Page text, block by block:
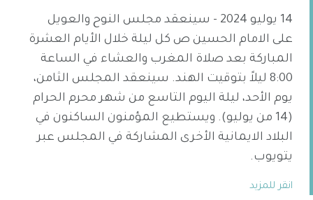
14 يوليو 2024 - سينعقد مجلس النوح والعويل
على الامام الحسين ص كل ليلة خلال الأيام العشرة
المباركة بعد صلاة المغرب والعشاء في الساعة
8:00 ليلاً بتوقيت الهند. سينعقد المجلس الثامن،
يوم الأحد، ليلة اليوم التاسع من شهر محرم الحرام
(14 من يوليو). ويستطيع المؤمنون الساكنون في
البلاد الايمانية الأخرى المشاركة في المجلس عبر
يتويوب.
انقر للمزيد